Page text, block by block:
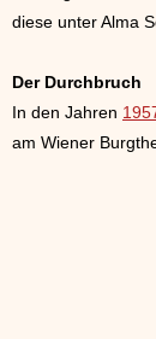
diese unter Alma
Der Durchbruch
In den Jahren
am Wiener